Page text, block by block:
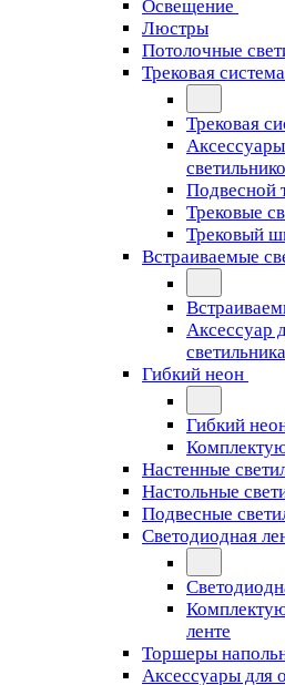
Освещение
Люстры
Потолочные
Трековая
Трековая
Подвесной
Трековые
Трековый
Встраиваемые
Аксессуар
светильника
Гибкий неон
Гибкий
Настенные
Настольные
Подвесные
Светодиодная
ленте
Торшеры
Аксессуары для